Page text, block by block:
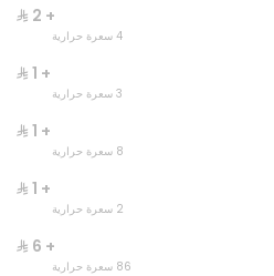
+ ⁨⁦‪‬ 2⁩
4 سعرة حرارية
+ ⁨⁦‪‬ 1⁩
3 سعرة حرارية
+ ⁨⁦‪‬ 1⁩
8 سعرة حرارية
+ ⁨⁦‪‬ 1⁩
2 سعرة حرارية
+ ⁨⁦‪‬ 6⁩
86 سعرة حرارية